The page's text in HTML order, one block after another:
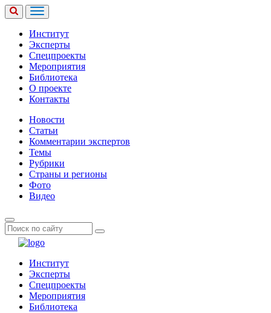
Институт
Эксперты
Спецпроекты
Мероприятия
Библиотека
О проекте
Контакты
Новости
Статьи
Комментарии экспертов
Темы
Рубрики
Страны и регионы
Фото
Видео
Институт
Эксперты
Спецпроекты
Мероприятия
Библиотека